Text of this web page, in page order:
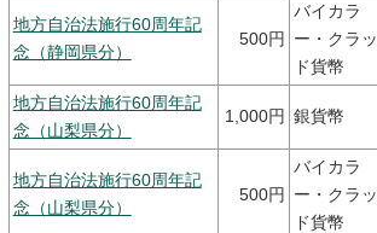
地方自治法施行60周年記
念（静岡県分）
500円
バイカラ
ー・クラッ
ド貨幣
地方自治法施行60周年記
念（山梨県分）
1,000円 銀貨幣
地方自治法施行60周年記
念（山梨県分）
500円
バイカラ
ー・クラッ
ド貨幣